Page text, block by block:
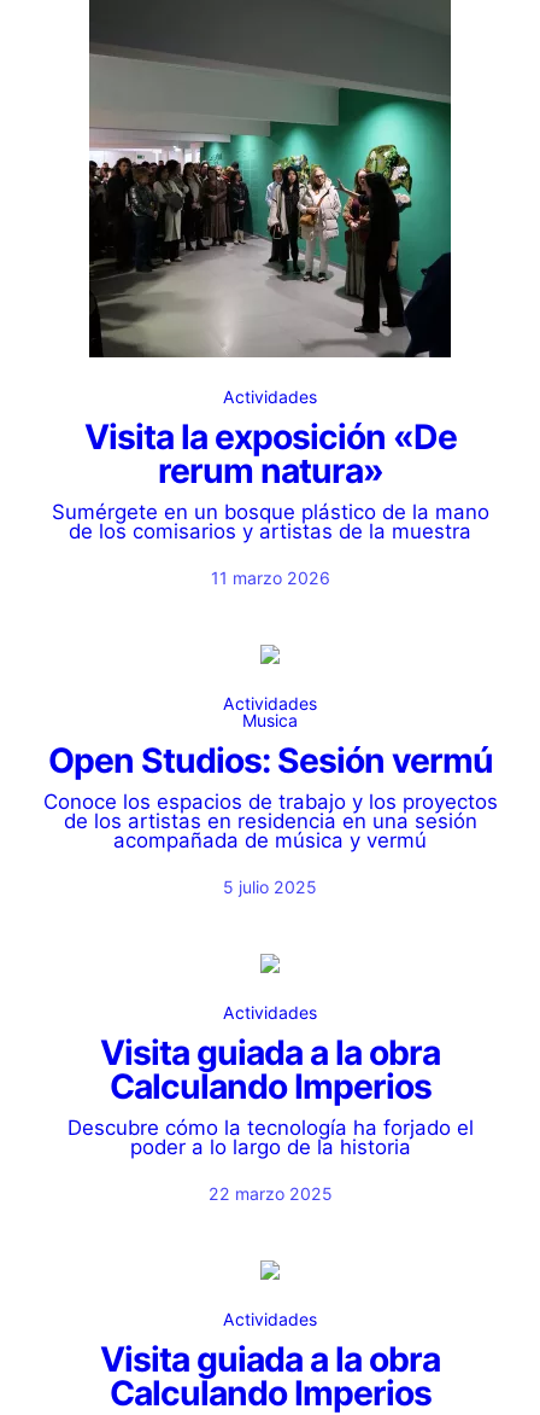
Actividades
Visita la exposición «De
rerum natura»
Sumérgete en un bosque plástico de la mano
de los comisarios y artistas de la muestra
11 marzo 2026
Actividades
Musica
Open Studios: Sesión vermú
Conoce los espacios de trabajo y los proyectos
de los artistas en residencia en una sesión
acompañada de música y vermú
5 julio 2025
Actividades
Visita guiada a la obra
Calculando Imperios
Descubre cómo la tecnología ha forjado el
poder a lo largo de la historia
22 marzo 2025
Actividades
Visita guiada a la obra
Calculando Imperios